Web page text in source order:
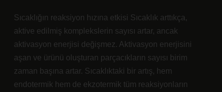
Sıcaklığın reaksiyon hızına etkisi Sıcaklık arttıkça,
aktive edilmiş komplekslerin sayısı artar, ancak
aktivasyon enerjisi değişmez. Aktivasyon enerjisini
aşan ve ürünü oluşturan parçacıkların sayısı birim
zaman başına artar. Sıcaklıktaki bir artış, hem
endotermik hem de ekzotermik tüm reaksiyonların